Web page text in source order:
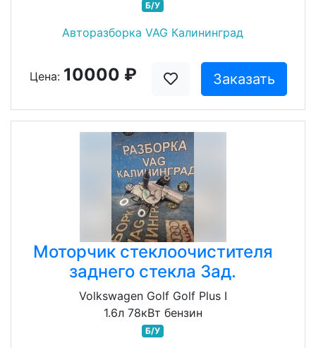
Б/У
Авторазборка VAG Калининград
Цена: 10000 ₽ Заказать
Моторчик стеклоочистителя
заднего стекла Зад.
Volkswagen Golf Golf Plus I
1.6л 78кВт бензин
Б/У